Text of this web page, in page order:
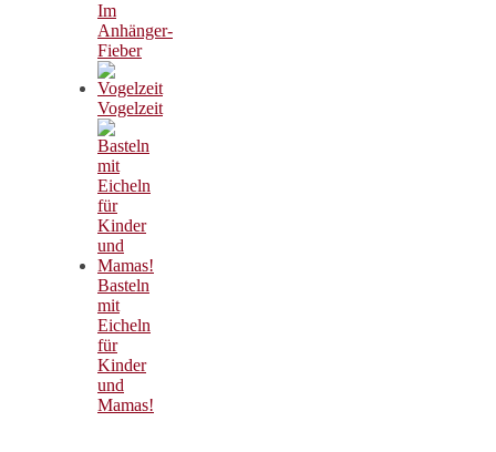
Im
Anhänger-
Fieber
Vogelzeit
Basteln
mit
Eicheln
für
Kinder
und
Mamas!